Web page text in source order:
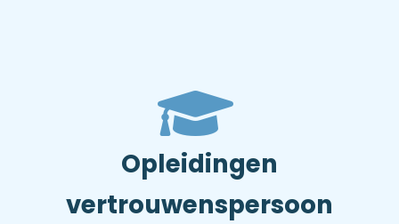
Opleidingen
vertrouwenspersoon